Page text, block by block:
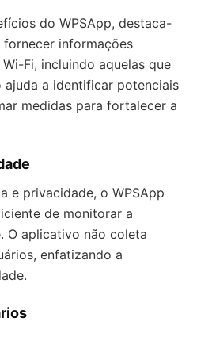
do WPSApp, destaca-
fornecer informações
Fi, incluindo aquelas que
ajuda a identificar potenciais
medidas para fortalecer a
e privacidade, o WPSApp
de monitorar a
O aplicativo não coleta
enfatizando a